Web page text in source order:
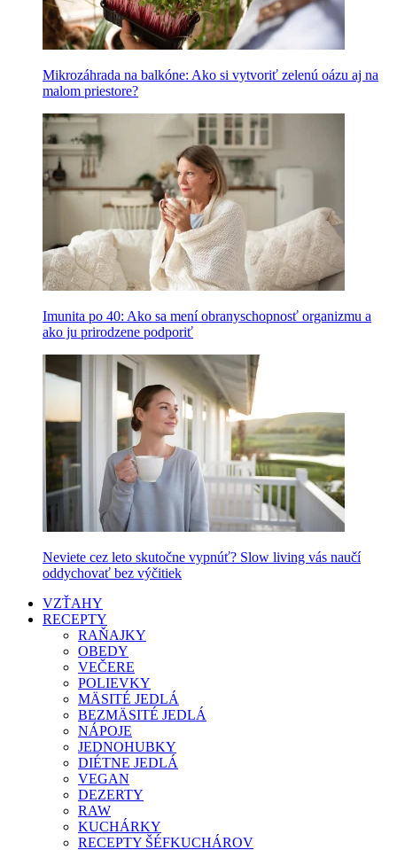
Mikrozáhrada na balkóne: Ako si vytvoriť zelenú oázu aj na
malom priestore?
Imunita po 40: Ako sa mení obranyschopnosť organizmu a
ako ju prirodzene podporiť
Neviete cez leto skutočne vypnúť? Slow living vás naučí
oddychovať bez výčitiek
VZŤAHY
RECEPTY
RAŇAJKY
OBEDY
VEČERE
POLIEVKY
MÄSITÉ JEDLÁ
BEZMÄSITÉ JEDLÁ
NÁPOJE
JEDNOHUBKY
DIÉTNE JEDLÁ
VEGAN
DEZERTY
RAW
KUCHÁRKY
RECEPTY ŠÉFKUCHÁROV